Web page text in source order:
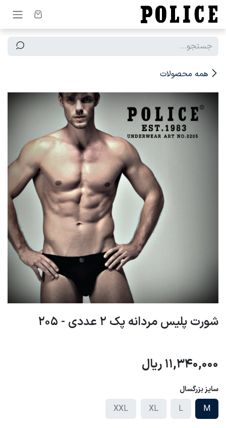
صرف نظر و مشاهده محتوا
همه محصولات
شورت پلیس مردانه پک 2 عددی - 205
11,340,000 ریال
سایز بزرگسال
M
L
XL
XXL